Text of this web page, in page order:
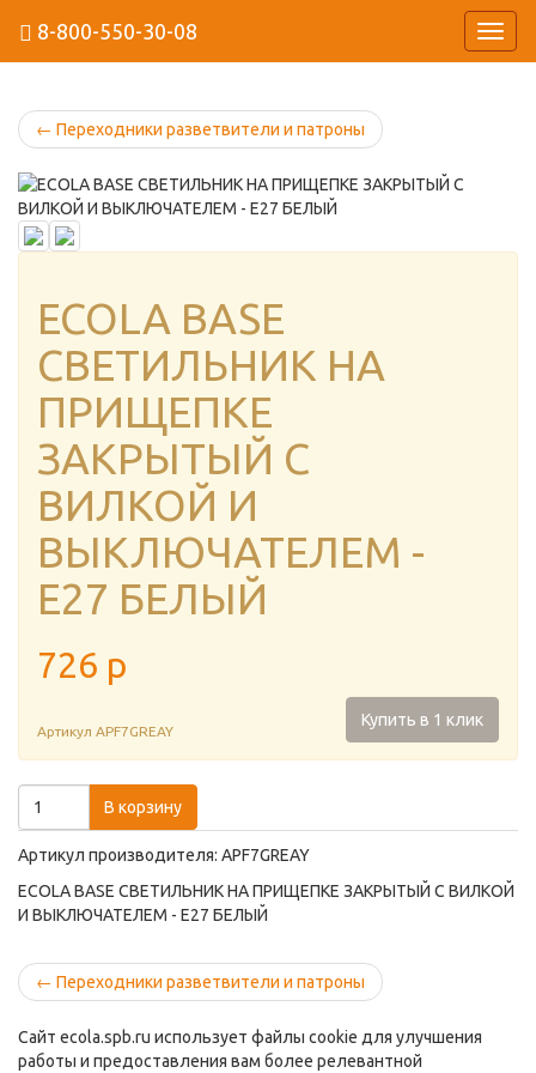
8-800-550-30-08
← Переходники разветвители и патроны
ECOLA BASE
СВЕТИЛЬНИК НА
ПРИЩЕПКЕ
ЗАКРЫТЫЙ С
ВИЛКОЙ И
ВЫКЛЮЧАТЕЛЕМ -
E27 БЕЛЫЙ
726 p
Купить в 1 клик
Артикул APF7GREAY
В корзину
Артикул производителя: APF7GREAY
ECOLA BASE СВЕТИЛЬНИК НА ПРИЩЕПКЕ ЗАКРЫТЫЙ С ВИЛКОЙ
И ВЫКЛЮЧАТЕЛЕМ - E27 БЕЛЫЙ
← Переходники разветвители и патроны
Сайт ecola.spb.ru использует файлы cookie для улучшения
работы и предоставления вам более релевантной